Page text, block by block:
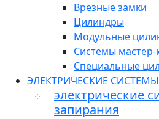
Врезные замки
Цилиндры
Модульные
Системы
Специальные
ЭЛЕКТРИЧЕСКИЕ
электрические
запирания